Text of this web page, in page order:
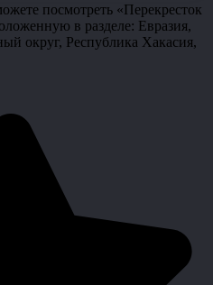
посмотреть «Перекресток
в разделе: Евразия,
округ, Республика Хакасия,